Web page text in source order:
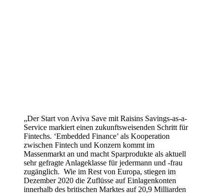
„Der Start von Aviva Save mit Raisins Savings-as-a-
Service markiert einen zukunftsweisenden Schritt für
Fintechs. ‘Embedded Finance’ als Kooperation
zwischen Fintech und Konzern kommt im
Massenmarkt an und macht Sparprodukte als aktuell
sehr gefragte Anlageklasse für jedermann und -frau
zugänglich. Wie im Rest von Europa, stiegen im
Dezember 2020 die Zuflüsse auf Einlagenkonten
innerhalb des britischen Marktes auf 20,9 Milliarden